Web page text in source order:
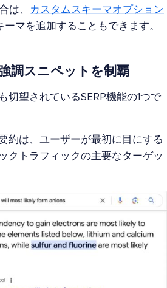
は、
カスタムスキーマオプション
ーマを追加することもできます。
調スニペットを制覇
切望されているSERP機能の1つで
約は、ユーザーが最初に目にする
クトラフィックの主要なターゲッ